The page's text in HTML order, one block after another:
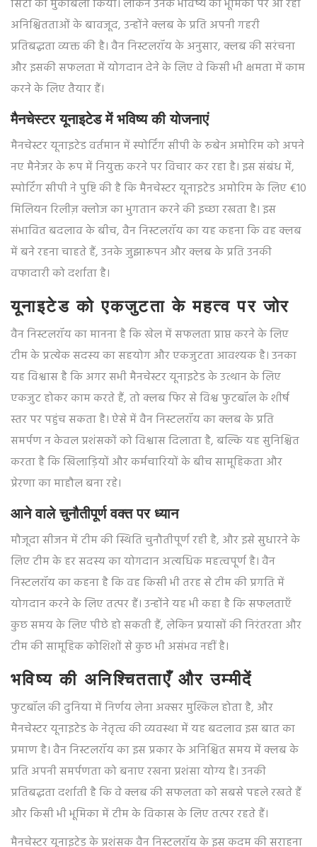
सिटी का मुकाबला किया। लेकिन उनके भविष्य की भूमिका पर आ रही
अनिश्चितताओं के बावजूद, उन्होंने क्लब के प्रति अपनी गहरी
प्रतिबद्धता व्यक्त की है। वैन निस्टलरॉय के अनुसार, क्लब की सरंचना
और इसकी सफलता में योगदान देने के लिए वे किसी भी क्षमता में काम
करने के लिए तैयार हैं।
मैनचेस्टर यूनाइटेड में भविष्य की योजनाएं
मैनचेस्टर यूनाइटेड वर्तमान में स्पोर्टिंग सीपी के रुबेन अमोरिम को अपने
नए मैनेजर के रूप में नियुक्त करने पर विचार कर रहा है। इस संबंध में,
स्पोर्टिंग सीपी ने पुष्टि की है कि मैनचेस्टर यूनाइटेड अमोरिम के लिए €10
मिलियन रिलीज़ क्लोज का भुगतान करने की इच्छा रखता है। इस
संभावित बदलाव के बीच, वैन निस्टलरॉय का यह कहना कि वह क्लब
में बने रहना चाहते हैं, उनके जुझारूपन और क्लब के प्रति उनकी
वफादारी को दर्शाता है।
यूनाइटेड को एकजुटता के महत्व पर जोर
वैन निस्टलरॉय का मानना है कि खेल में सफलता प्राप्त करने के लिए
टीम के प्रत्येक सदस्य का सहयोग और एकजुटता आवश्यक है। उनका
यह विश्वास है कि अगर सभी मैनचेस्टर यूनाइटेड के उत्थान के लिए
एकजुट होकर काम करते हैं, तो क्लब फिर से विश्व फुटबॉल के शीर्ष
स्तर पर पहुंच सकता है। ऐसे में वैन निस्टलरॉय का क्लब के प्रति
समर्पण न केवल प्रशंसकों को विश्वास दिलाता है, बल्कि यह सुनिश्चित
करता है कि खिलाड़ियों और कर्मचारियों के बीच सामूहिकता और
प्रेरणा का माहौल बना रहे।
आने वाले चुनौतीपूर्ण वक्त पर ध्यान
मौजूदा सीजन में टीम की स्थिति चुनौतीपूर्ण रही है, और इसे सुधारने के
लिए टीम के हर सदस्य का योगदान अत्यधिक महत्वपूर्ण है। वैन
निस्टलरॉय का कहना है कि वह किसी भी तरह से टीम की प्रगति में
योगदान करने के लिए तत्पर हैं। उन्होंने यह भी कहा है कि सफलताएँ
कुछ समय के लिए पीछे हो सकती हैं, लेकिन प्रयासों की निरंतरता और
टीम की सामूहिक कोशिशों से कुछ भी असंभव नहीं है।
भविष्य की अनिश्चितताएँ और उम्मीदें
फुटबॉल की दुनिया में निर्णय लेना अक्सर मुश्किल होता है, और
मैनचेस्टर यूनाइटेड के नेतृत्व की व्यवस्था में यह बदलाव इस बात का
प्रमाण है। वैन निस्टलरॉय का इस प्रकार के अनिश्चित समय में क्लब के
प्रति अपनी समर्पणता को बनाए रखना प्रशंसा योग्य है। उनकी
प्रतिबद्धता दर्शाती है कि वे क्लब की सफलता को सबसे पहले रखते हैं
और किसी भी भूमिका में टीम के विकास के लिए तत्पर रहते हैं।
मैनचेस्टर यूनाइटेड के प्रशंसक वैन निस्टलरॉय के इस कदम की सराहना